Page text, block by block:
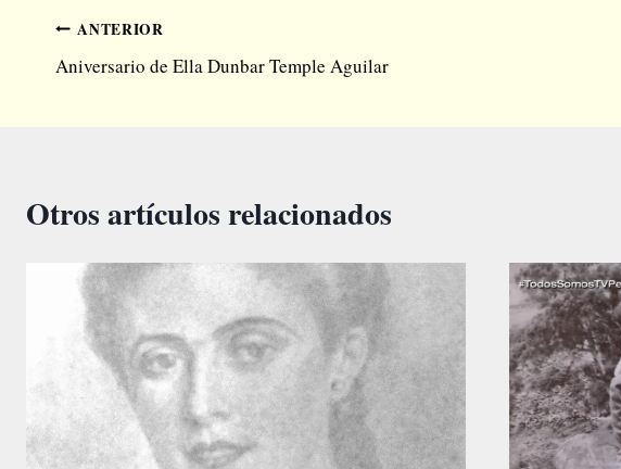
Navegación
de
ANTERIOR
Aniversario de Ella Dunbar Temple Aguilar
Otros artículos relacionados